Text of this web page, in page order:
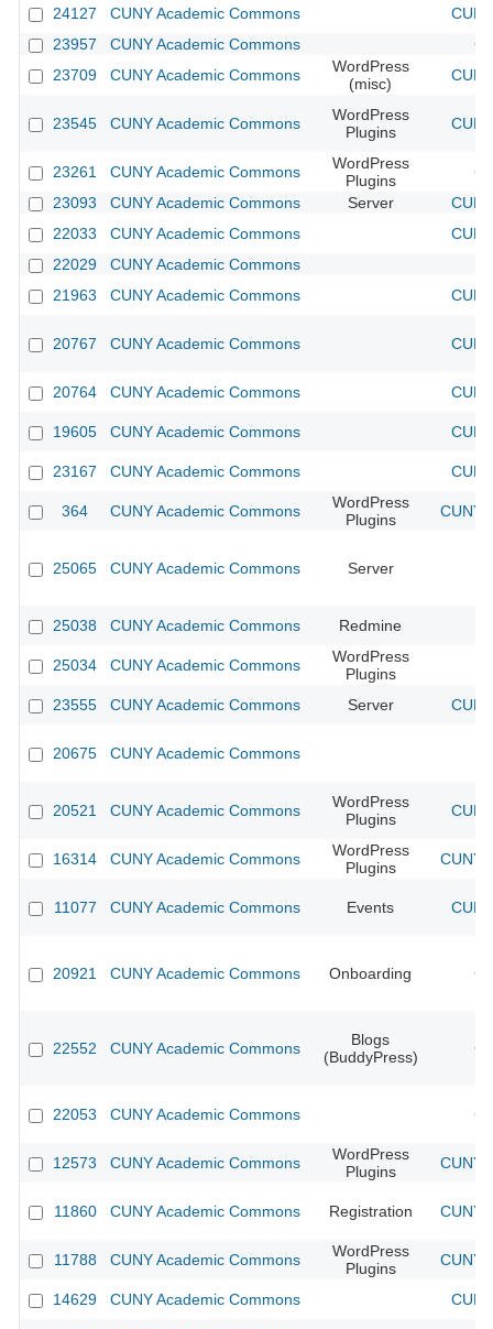
24127 CUNY Academic Commons
23957
CUNY Academic Commons
23709
CUNY Academic Commons
WordPress
(misc)
23545 CUNY Academic Commons
WordPress
Plugins
23261 CUNY Academic Commons
WordPress
Plugins
23093
CUNY Academic Commons Server
22033
CUNY Academic Commons
22029
CUNY Academic Commons
21963
CUNY Academic Commons
20767 CUNY Academic Commons
20764 CUNY Academic Commons
19605 CUNY Academic Commons
23167 CUNY Academic Commons
364 CUNY Academic Commons
WordPress
Plugins
CUNY
25065 CUNY Academic Commons Server
25038 CUNY Academic Commons Redmine
25034 CUNY Academic Commons
WordPress
Plugins
23555
CUNY Academic Commons Server
20675 CUNY Academic Commons
20521 CUNY Academic Commons
WordPress
Plugins
16314 CUNY Academic Commons
WordPress
Plugins
CUNY
11077 CUNY Academic Commons Events
20921 CUNY Academic Commons Onboarding
22552 CUNY Academic Commons
Blogs
(BuddyPress)
22053 CUNY Academic Commons
12573 CUNY Academic Commons
WordPress
Plugins
CUNY
11860 CUNY Academic Commons Registration CUNY
11788 CUNY Academic Commons
WordPress
Plugins
CUNY
14629 CUNY Academic Commons